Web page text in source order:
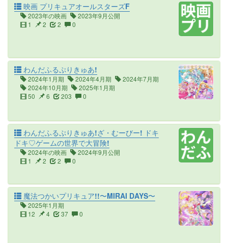
映画 プリキュアオールスターズF
2023年の映画
2023年9月公開
1
2 2 0
わんだふるぷりきゅあ!
2024年1月期 2024年4月期
2024年7月期
2024年10月期
2025年1月期
50
6 203 0
わんだふるぷりきゅあ!ざ・むーびー! ドキ
ドキ♡ゲームの世界で大冒険!
2024年の映画
2024年9月公開
1
2 2 0
魔法つかいプリキュア!!〜MIRAI DAYS〜
2025年1月期
12
4 37 0